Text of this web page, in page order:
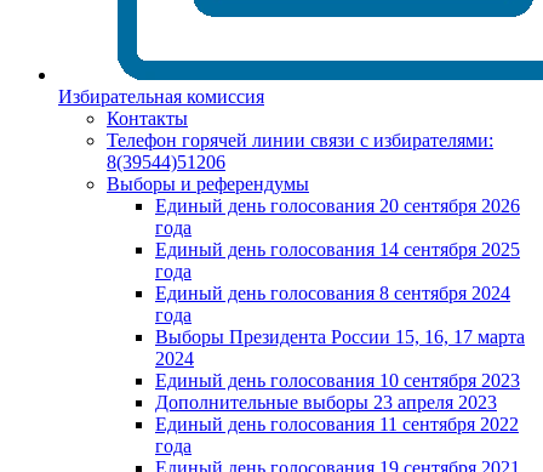
Избирательная комиссия
Контакты
Телефон горячей линии связи с избирателями:
8(39544)51206
Выборы и референдумы
Единый день голосования 20 сентября 2026
года
Единый день голосования 14 сентября 2025
года
Единый день голосования 8 сентября 2024
года
Выборы Президента России 15, 16, 17 марта
2024
Единый день голосования 10 сентября 2023
Дополнительные выборы 23 апреля 2023
Единый день голосования 11 сентября 2022
года
Единый день голосования 19 сентября 2021